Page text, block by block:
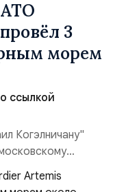
3
морем
ссылкой
Когэлничану"
грузинской
18 часов,